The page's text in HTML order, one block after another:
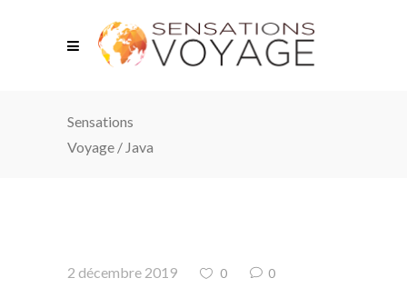
Sensations
Voyage / Java
2 décembre 2019 0 0